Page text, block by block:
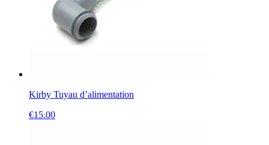
Kirby Tuyau d’alimentation
€15.00